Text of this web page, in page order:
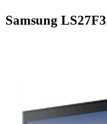
Samsung